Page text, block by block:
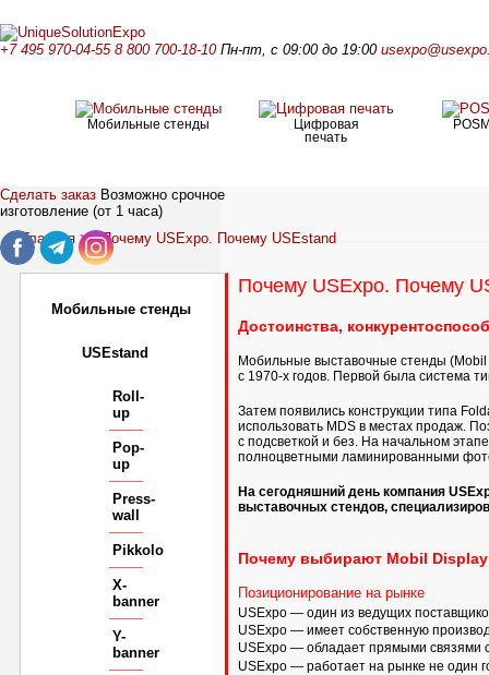
+7 495 970-04-55 8 800 700-18-10 Пн-пт, с 09:00 до 19:00
Мобильные стенды
Цифровая
печать
Сделать заказ Возможно срочное
изготовление (от 1 часа)
Главная>> Почему USExpo. Почему USEstand
Мобильные стенды
USEstand
Roll-
up
Pop-
up
Press-
wall
Pikkolo
X-
banner
Y-
banner
Почему USExpo. Почему
Достоинства,
Мобильные выставочные стенды
с 1970-х годов. Первой была система
Затем появились конструкции типа
использовать MDS в местах продаж.
с подсветкой и без. На начальном
полноцветными ламинированными
На сегодняшний день компания
выставочных стендов,
Почему выбирают Mobil Display
Позиционирование на рынке
USExpo — один из ведущих
USExpo — имеет собственную
USExpo — обладает прямыми связями
USExpo — работает на рынке не один